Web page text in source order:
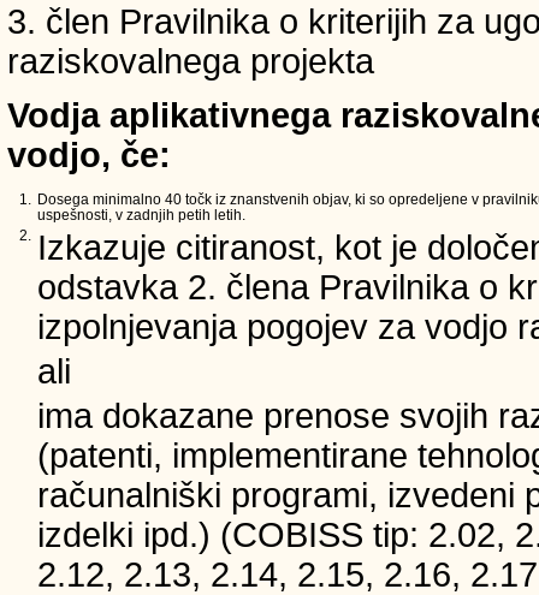
3. člen Pravilnika o kriterijih za
raziskovalnega projekta
Vodja aplikativnega
vodjo, če:
1.
Dosega minimalno 40 točk iz znanstvenih objav, ki so opredeljene v
uspešnosti, v zadnjih petih letih.
2.
Izkazuje citiranost, kot je
odstavka 2. člena Pravilnika o
izpolnjevanja pogojev za vodjo
ali
ima dokazane prenose svojih
(patenti, implementirane
računalniški programi, izvedeni
izdelki ipd.) (COBISS tip: 2.02,
2.12, 2.13, 2.14, 2.15, 2.16,